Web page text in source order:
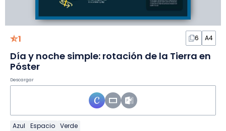
1 6 A4
Día y noche simple: rotación de la Tierra en
Póster
Descargar
Azul Espacio Verde